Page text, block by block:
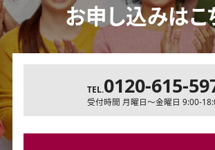
お申し込みはこ
TEL.0120-615-
受付時間 月曜日～金曜日 9:00-